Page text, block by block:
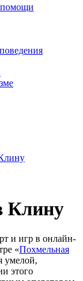
помощи
Клину
и игр в онлайн-
«Похмельная
умелой,
этого